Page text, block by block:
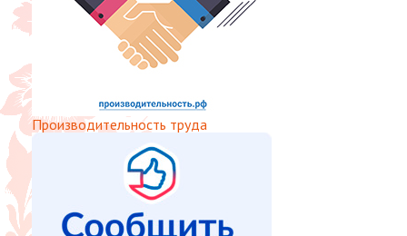
Производительность труда